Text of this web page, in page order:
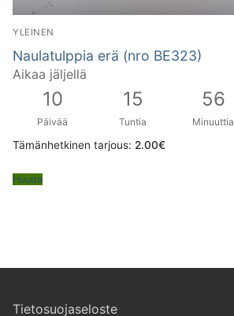
YLEINEN
Naulatulppia erä (nro BE323)
Aikaa jäljellä
10
Päivää
15
Tuntia
56
Minuuttia
Tämänhetkinen tarjous: 2.00€
Huuda
Tietosuojaseloste